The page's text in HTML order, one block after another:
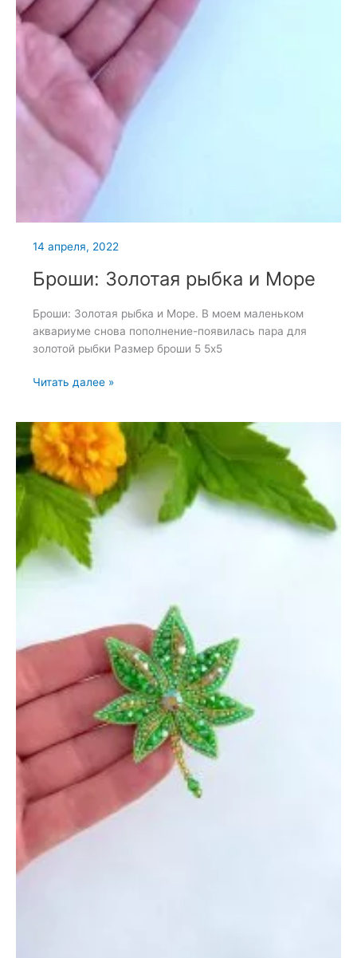
14 апреля, 2022
Броши: Золотая рыбка и Море
Броши: Золотая рыбка и Море. В моем маленьком
аквариуме снова пополнение-появилась пара для
золотой рыбки Размер броши 5 5х5
Броши:
и
Море
Читать далее »